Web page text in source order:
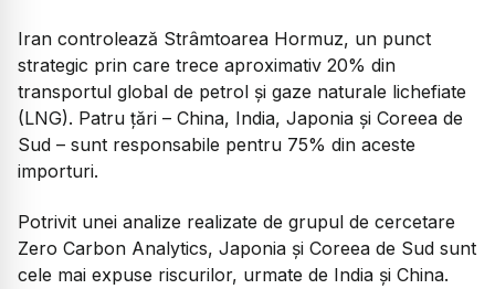
Iran controlează Strâmtoarea Hormuz, un punct
strategic prin care trece aproximativ 20% din
transportul global de petrol și gaze naturale lichefiate
(LNG). Patru țări – China, India, Japonia și Coreea de
Sud – sunt responsabile pentru 75% din aceste
importuri.
Potrivit unei analize realizate de grupul de cercetare
Zero Carbon Analytics, Japonia și Coreea de Sud sunt
cele mai expuse riscurilor, urmate de India și China.